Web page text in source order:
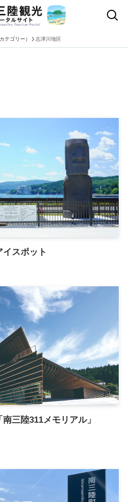
テゴリー） 志津川地区
スポット
三陸311メモリアル」